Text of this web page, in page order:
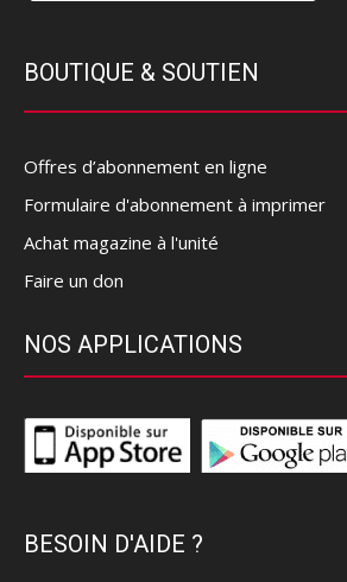
BOUTIQUE & SOUTIEN
Offres d’abonnement en ligne
Formulaire d'abonnement à imprimer
Achat magazine à l'unité
Faire un don
NOS APPLICATIONS
BESOIN D'AIDE ?